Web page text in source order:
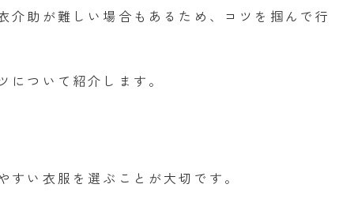
助が難しい場合もあるため、コツを掴んで行
ついて紹介します。
い衣服を選ぶことが大切です。